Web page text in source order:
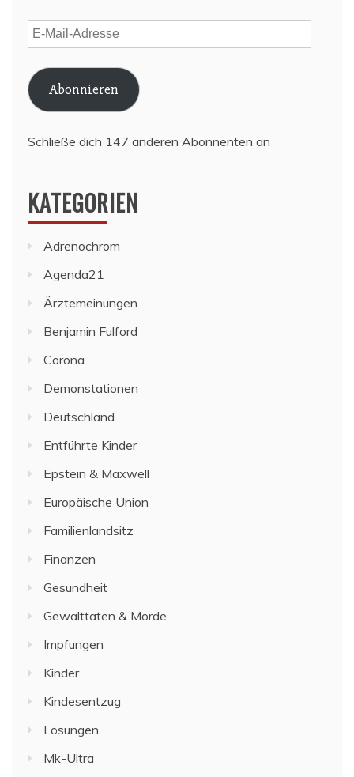
E-
Mail-
Adresse
Abonnieren
Schließe dich 147 anderen Abonnenten an
KATEGORIEN
Adrenochrom
Agenda21
Ärztemeinungen
Benjamin Fulford
Corona
Demonstationen
Deutschland
Entführte Kinder
Epstein & Maxwell
Europäische Union
Familienlandsitz
Finanzen
Gesundheit
Gewalttaten & Morde
Impfungen
Kinder
Kindesentzug
Lösungen
Mk-Ultra